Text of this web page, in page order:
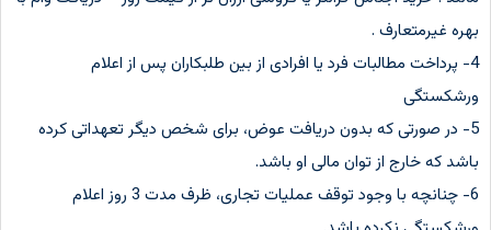
بهره غیرمتعارف .
4- پرداخت مطالبات فرد یا افرادی از بین طلبکاران پس از اعلام
ورشکستگی
5- در صورتی که بدون دریافت عوض، برای شخص دیگر تعهداتی کرده
باشد که خارج از توان مالی او باشد.
6- چنانچه با وجود توقف عملیات تجاری، ظرف مدت 3 روز اعلام